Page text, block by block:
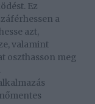
Ez
a
azt,
valamint
oszthasson meg